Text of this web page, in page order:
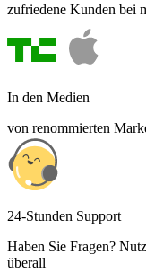
zufriedene Kunden bei
In den Medien
von renommierten
24-Stunden Support
Haben Sie Fragen?
überall